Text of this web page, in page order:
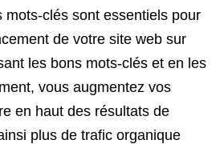
mots-clés sont essentiels pour
de votre site web sur
les bons mots-clés et en les
vous augmentez vos
en haut des résultats de
plus de trafic organique